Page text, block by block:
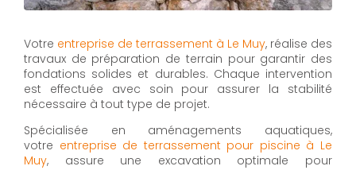
Votre entreprise de terrassement à Le Muy, réalise des
travaux de préparation de terrain pour garantir des
fondations solides et durables. Chaque intervention
est effectuée avec soin pour assurer la stabilité
nécessaire à tout type de projet.
Spécialisée en aménagements aquatiques,
votre entreprise de terrassement pour piscine à Le
Muy, assure une excavation optimale pour